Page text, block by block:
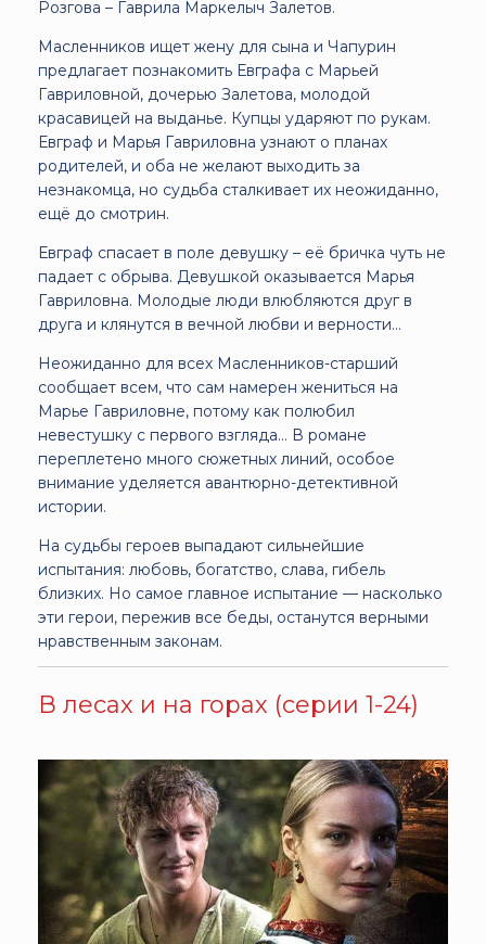
Розгова – Гаврила Маркелыч Залетов.
Масленников ищет жену для сына и Чапурин
предлагает познакомить Евграфа с Марьей
Гавриловной, дочерью Залетова, молодой
красавицей на выданье. Купцы ударяют по рукам.
Евграф и Марья Гавриловна узнают о планах
родителей, и оба не желают выходить за
незнакомца, но судьба сталкивает их неожиданно,
ещё до смотрин.
Евграф спасает в поле девушку – её бричка чуть не
падает с обрыва. Девушкой оказывается Марья
Гавриловна. Молодые люди влюбляются друг в
друга и клянутся в вечной любви и верности…
Неожиданно для всех Масленников-старший
сообщает всем, что сам намерен жениться на
Марье Гавриловне, потому как полюбил
невестушку с первого взгляда… В романе
переплетено много сюжетных линий, особое
внимание уделяется авантюрно-детективной
истории.
На судьбы героев выпадают сильнейшие
испытания: любовь, богатство, слава, гибель
близких. Но самое главное испытание — насколько
эти герои, пережив все беды, останутся верными
нравственным законам.
В лесах и на горах (серии 1-24)